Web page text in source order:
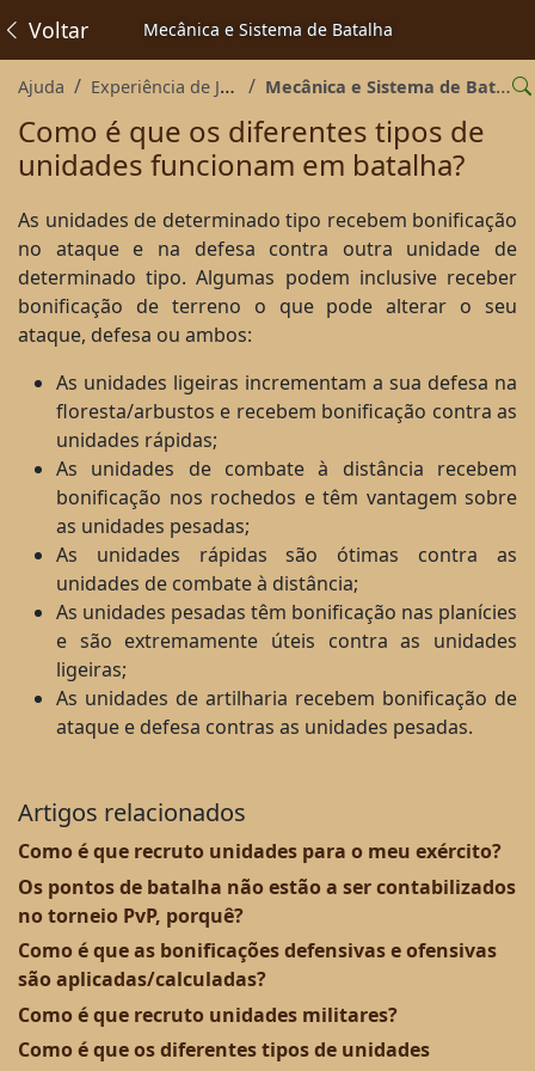
Mecânica e Sistema de Batalha
Voltar
Ajuda Experiência de Jogo Mecânica e Sistema de Batalha
Como é que os diferentes tipos de
unidades funcionam em batalha?
As unidades de determinado tipo recebem bonificação
no ataque e na defesa contra outra unidade de
determinado tipo. Algumas podem inclusive receber
bonificação de terreno o que pode alterar o seu
ataque, defesa ou ambos:
As unidades ligeiras incrementam a sua defesa na
floresta/arbustos e recebem bonificação contra as
unidades rápidas;
As unidades de combate à distância recebem
bonificação nos rochedos e têm vantagem sobre
as unidades pesadas;
As unidades rápidas são ótimas contra as
unidades de combate à distância;
As unidades pesadas têm bonificação nas planícies
e são extremamente úteis contra as unidades
ligeiras;
As unidades de artilharia recebem bonificação de
ataque e defesa contras as unidades pesadas.
Artigos relacionados
Como é que recruto unidades para o meu exército?
Os pontos de batalha não estão a ser contabilizados
no torneio PvP, porquê?
Como é que as bonificações defensivas e ofensivas
são aplicadas/calculadas?
Como é que recruto unidades militares?
Como é que os diferentes tipos de unidades